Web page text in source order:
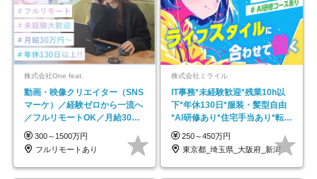
株式会社One feat.
動画・映像クリエイター（SNS
マーケ）／経験ゼロから一流へ
／フルリモートOK／月給30万
円～／年休130日以上
300～1500万円
フルリモートあり
株式会社ミライル
IT事務*未経験歓迎*残業10h以
下*年休130日*服装・髪型自由
*AI研修あり*住宅手当あり*転勤
なし
250～450万円
東京都_埼玉県_大阪府_新潟県_福岡県